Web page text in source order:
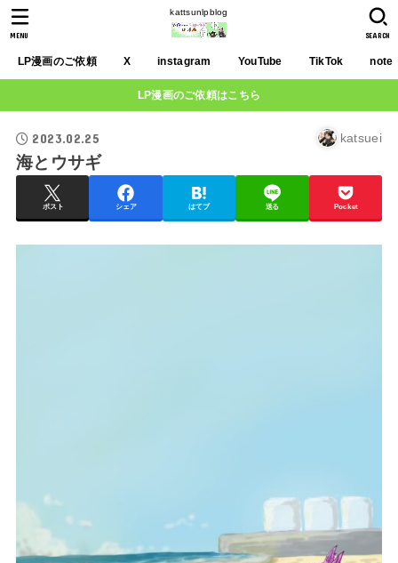
kattsunlpblog
LP漫画のご依頼 X instagram YouTube TikTok note
SEARCH
MENU
LP漫画のご依頼はこちら
2023.02.25 katsuei
海とウサギ
ポスト シェア はてブ 送る Pocket